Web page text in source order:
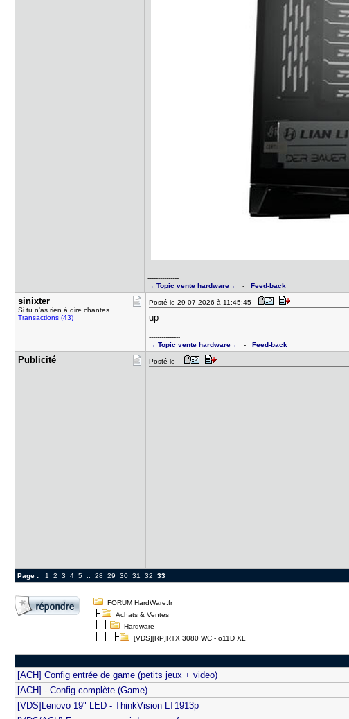
---------------
→ Topic vente hardware ←
- Feed-back
sinixter
Si tu n'as rien à dire chantes
Transactions (43)
Posté le 29-07-2026 à 11:45:45
up
---------------
→ Topic vente hardware ←
- Feed-back
Publicité Posté le
Page : 1 2 3 4 5 ..28 29 30 31 32 33
FORUM HardWare.fr
Achats & Ventes
Hardware
[VDS][RP]RTX 3080 WC - o11D XL
[ACH] Config entrée de game (petits jeux + video)
[ACH] - Config complète (Game)
[VDS]Lenovo 19" LED - ThinkVision LT1913p